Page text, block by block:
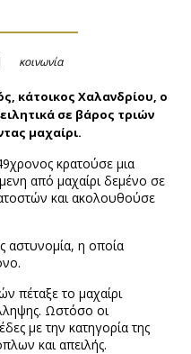
κοινωνία
κάτοικος Χαλανδρίου, ο
σε βάρος τριών
μαχαίρι.
κρατούσε μια
από μαχαίρι δεμένο σε
και ακολουθούσε
αστυνομία, η οποία
πέταξε το μαχαίρι
Ωστόσο οι
με την κατηγορία της
και απειλής.